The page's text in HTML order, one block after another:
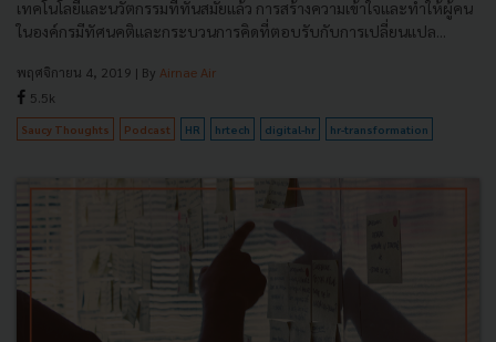
เทคโนโลยีและนวัตกรรมที่ทันสมัยแล้ว การสร้างความเข้าใจและทำให้ผู้คน
ในองค์กรมีทัศนคติและกระบวนการคิดที่ตอบรับกับการเปลี่ยนแปล...
พฤศจิกายน 4, 2019 | By Airnae Air
5.5k
Saucy Thoughts Podcast HR hrtech digital-hr hr-transformation